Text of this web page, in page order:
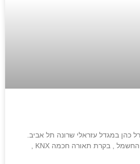
כהן במגדל עזראלי שרונה תל אביב.